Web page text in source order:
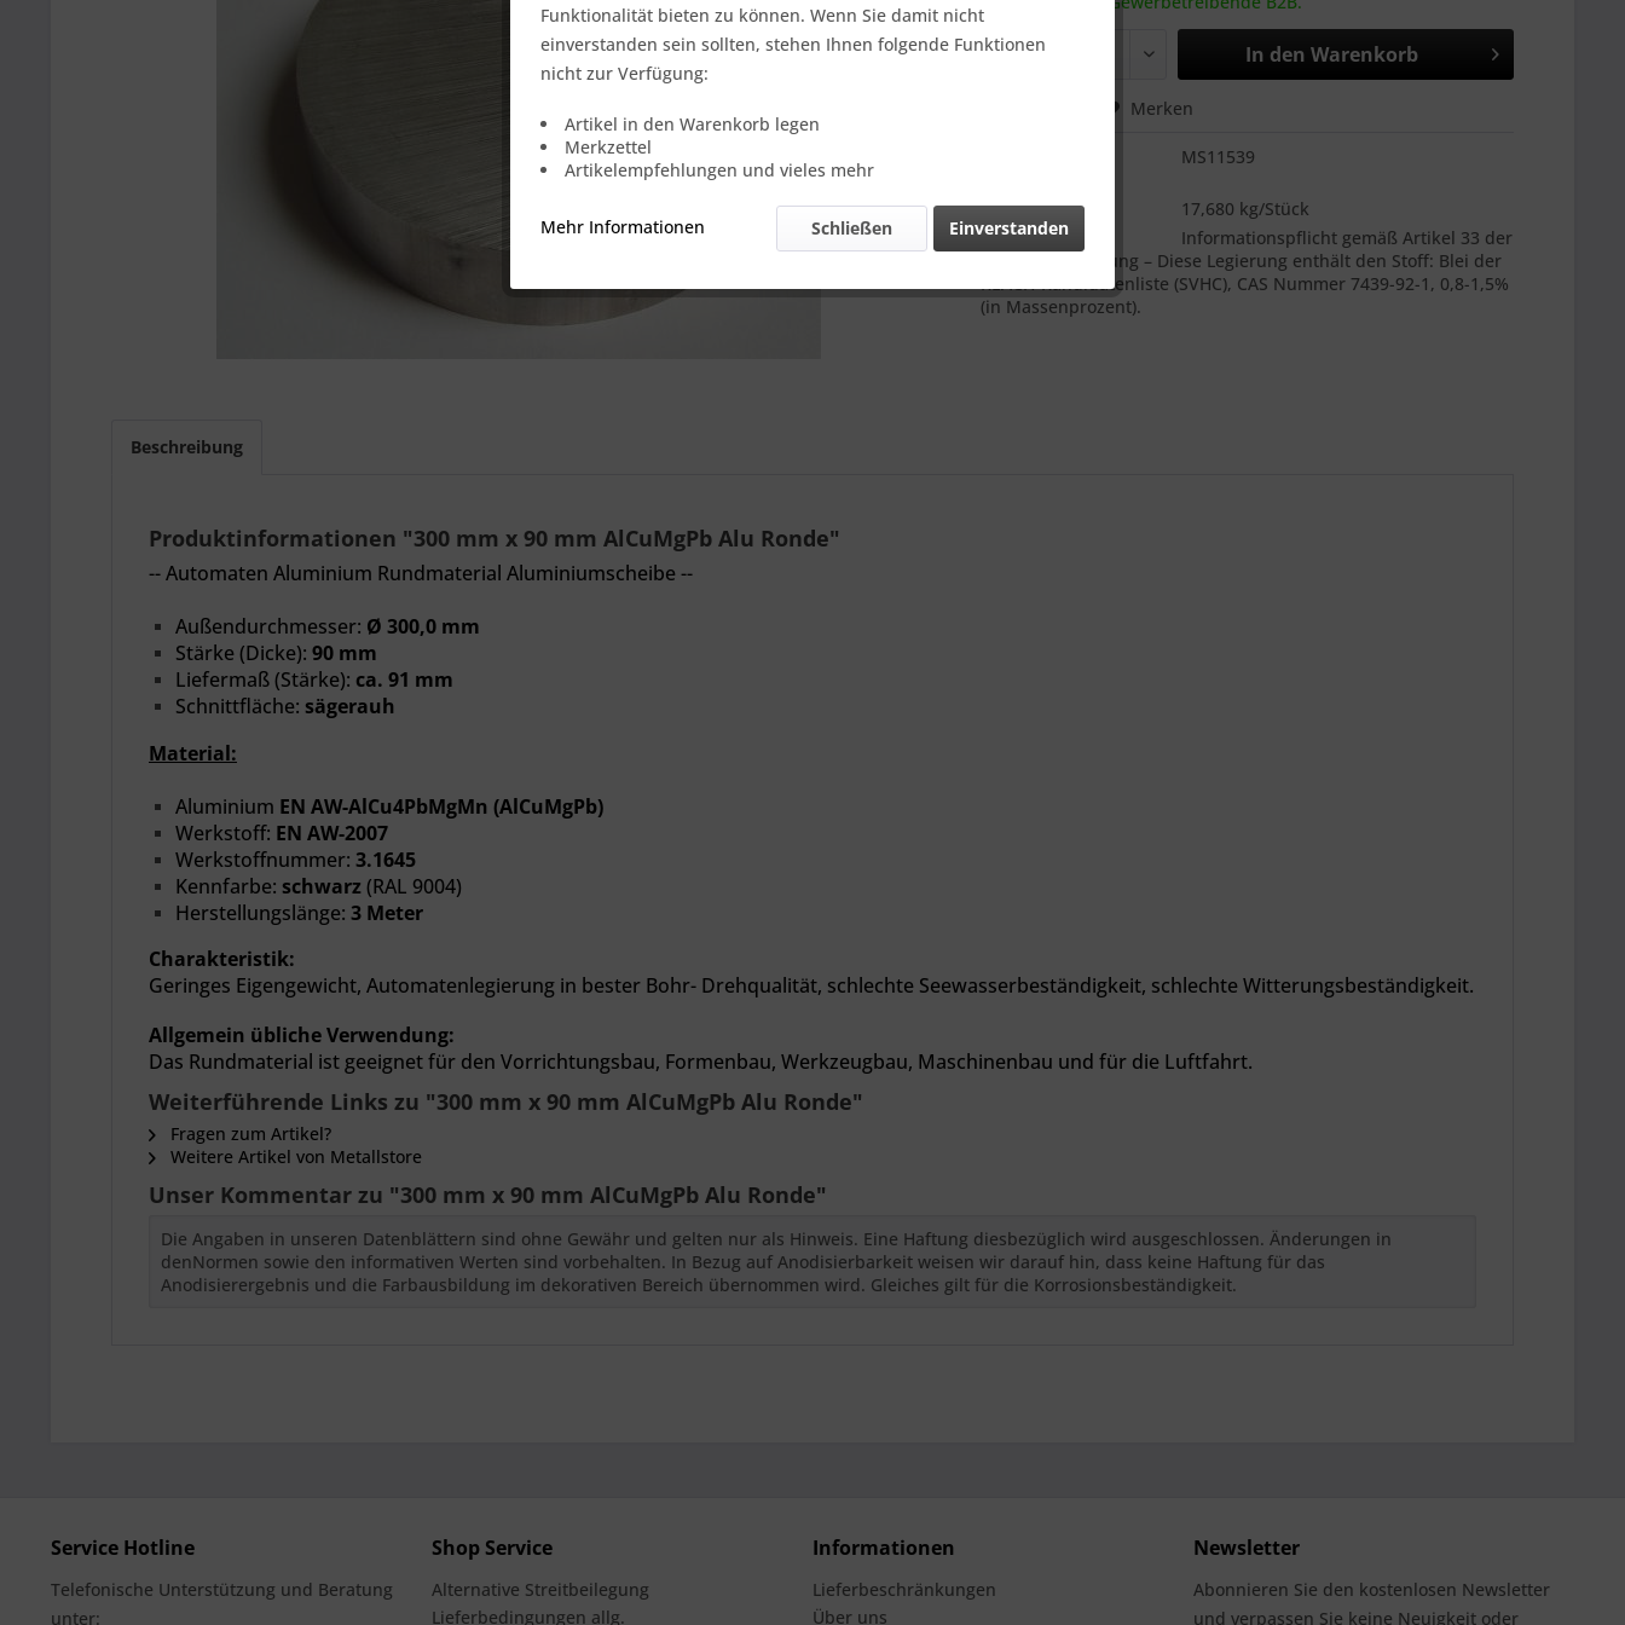
In den Warenkorb
Merken
MS11539
Gewicht::
17,680 kg/Stück
Anmerkung::
Informationspflicht gemäß Artikel 33 der
REACH-Verordnung – Diese Legierung enthält den Stoff: Blei der
REACH-Kandidatenliste (SVHC), CAS Nummer 7439-92-1, 0,8-1,5%
(in Massenprozent).
Beschreibung
Produktinformationen "300 mm x 90 mm AlCuMgPb Alu Ronde"
-- Automaten Aluminium Rundmaterial Aluminiumscheibe --
Außendurchmesser: Ø 300,0 mm
Stärke (Dicke): 90 mm
Liefermaß (Stärke): ca. 91 mm
Schnittfläche: sägerauh
Material:
Aluminium EN AW-AlCu4PbMgMn (AlCuMgPb)
Werkstoff: EN AW-2007
Werkstoffnummer: 3.1645
Kennfarbe: schwarz(RAL 9004)
Herstellungslänge: 3 Meter
Charakteristik:
Geringes Eigengewicht, Automatenlegierung in bester Bohr- Drehqualität, schlechte Seewasserbeständigkeit, schlechte Witterungsbeständigkeit.
Allgemein übliche Verwendung:
Das Rundmaterial ist geeignet für den Vorrichtungsbau, Formenbau, Werkzeugbau, Maschinenbau und für die Luftfahrt.
Weiterführende Links zu "300 mm x 90 mm AlCuMgPb Alu Ronde"
Fragen zum Artikel?
Weitere Artikel von Metallstore
Unser Kommentar zu "300 mm x 90 mm AlCuMgPb Alu Ronde"
Die Angaben in unseren Datenblättern sind ohne Gewähr und gelten nur als Hinweis. Eine Haftung diesbezüglich wird ausgeschlossen. Änderungen in
denNormen sowie den informativen Werten sind vorbehalten. In Bezug auf Anodisierbarkeit weisen wir darauf hin, dass keine Haftung für das
Anodisierergebnis und die Farbausbildung im dekorativen Bereich übernommen wird. Gleiches gilt für die Korrosionsbeständigkeit.
Service Hotline
Telefonische Unterstützung und Beratung
unter:
Shop Service
Alternative Streitbeilegung
Lieferbedingungen allg.
Informationen
Lieferbeschränkungen
Über uns
Newsletter
Abonnieren Sie den kostenlosen Newsletter
und verpassen Sie keine Neuigkeit oder
Funktionalität bieten zu können. Wenn Sie damit nicht
einverstanden sein sollten, stehen Ihnen folgende Funktionen
nicht zur Verfügung:
Artikel in den Warenkorb legen
Merkzettel
Artikelempfehlungen und vieles mehr
Mehr Informationen Einverstanden
Schließen